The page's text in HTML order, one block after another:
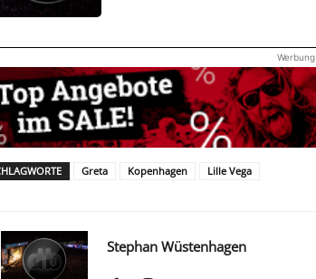
Werbung
Greta Kopenhagen Lille Vega
Stephan Wüstenhagen